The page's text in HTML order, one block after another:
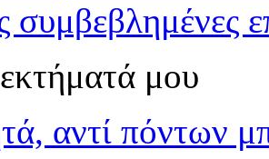
συμβεβλημένες
μου
αντί πόντων